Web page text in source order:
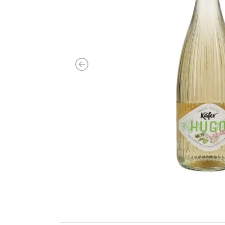
Previous